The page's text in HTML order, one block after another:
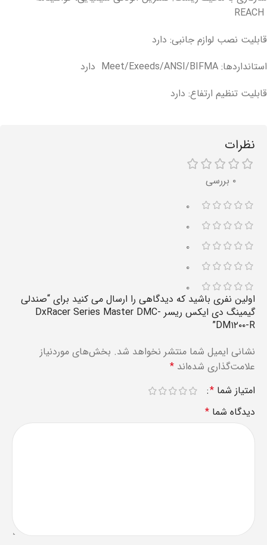
قابلیت نصب لوازم جانبی: دارد
استانداردها: Meet/Exeeds/ANSI/BIFMA دارد
قابلیت تنظیم ارتفاع: دارد
نظرات
۰ بررسی
۰
۰
۰
۰
۰
اولین نفری باشید که دیدگاهی را ارسال می کنید برای “صندلی
گیمینگ دی ایکس ریسر DxRacer Series Master DMC-
DM۱۲۰۰-R”
نشانی ایمیل شما منتشر نخواهد شد. بخش‌های موردنیاز
علامت‌گذاری شده‌اند *
امتیاز شما *
دیدگاه شما *